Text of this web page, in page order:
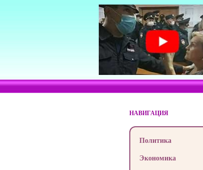
НАВИГАЦИЯ
Политика
Экономика